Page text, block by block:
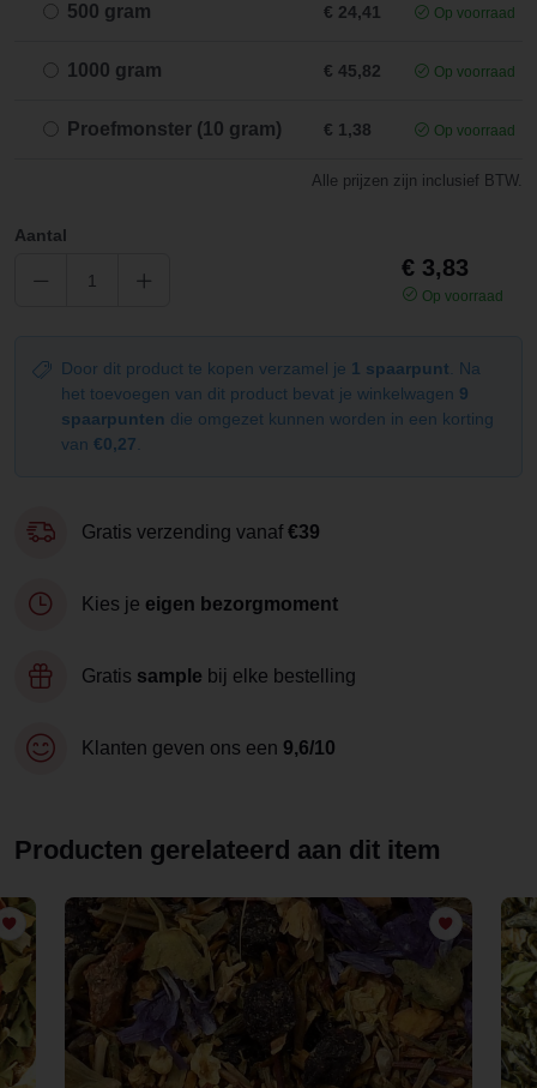
500 gram € 24,41 Op voorraad
1000 gram € 45,82 Op voorraad
Proefmonster (10 gram) € 1,38 Op voorraad
Alle prijzen zijn inclusief BTW.
Aantal
€ 3,83
Op voorraad
Door dit product te kopen verzamel je 1 spaarpunt . Na
het toevoegen van dit product bevat je winkelwagen 9
spaarpunten die omgezet kunnen worden in een korting
van €0,27
Gratis verzending vanaf €39
Kies je eigen bezorgmoment
Gratis sample bij elke bestelling
Klanten geven ons een 9,6/10
Producten gerelateerd aan dit item